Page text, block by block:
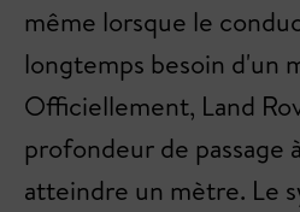
même lorsque le
longtemps besoin d'un
Officiellement, Land
profondeur de passage
atteindre un mètre. Le